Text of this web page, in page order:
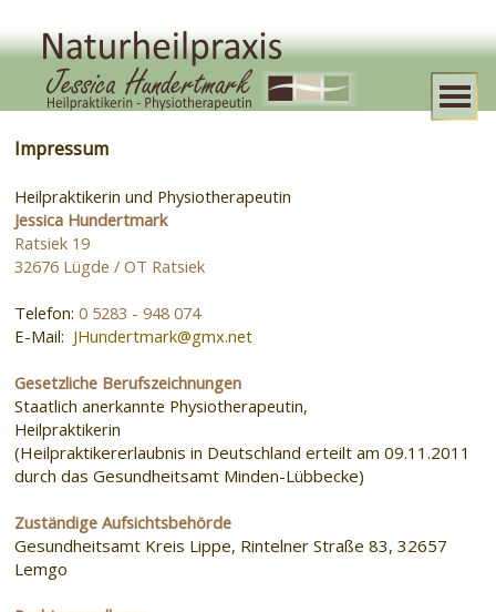
Impressum
Heilpraktikerin und Physiotherapeutin
Jessica Hundertmark
Ratsiek 19
32676 Lügde / OT Ratsiek
Telefon: 0 5283 - 948 074
E-Mail: JHundertmark@gmx.net
Gesetzliche Berufszeichnungen
Staatlich anerkannte Physiotherapeutin,
Heilpraktikerin
(Heilpraktikererlaubnis in Deutschland erteilt am 09.11.2011
durch das Gesundheitsamt Minden-Lübbecke)
Zuständige Aufsichtsbehörde
Gesundheitsamt Kreis Lippe, Rintelner Straße 83, 32657
Lemgo